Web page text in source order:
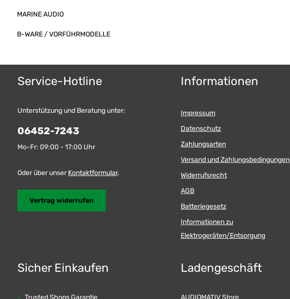
MARINE AUDIO
B-WARE / VORFÜHRMODELLE
Service-Hotline
Unterstützung und Beratung unter:
06452-7243
Mo-Fr: 09:00 - 17:00 Uhr
Oder über unserKontaktformular.
Vertrag widerrufen
Informationen
Impressum
Datenschutz
Zahlungsarten
Versand und Zahlungsbedingungen
Widerrufsrecht
AGB
Batteriegesetz
Informationen zu
Elektrogeräten/Entsorgung
Sicher Einkaufen
✓ Trusted Shops Garantie
Ladengeschäft
AUDIOMATIV Store